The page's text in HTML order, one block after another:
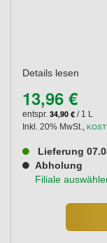
Details lesen
13,96 €
entspr. 34,90 € / 1 L
Inkl. 20% MwSt.
Lieferung
Abholung
Filiale